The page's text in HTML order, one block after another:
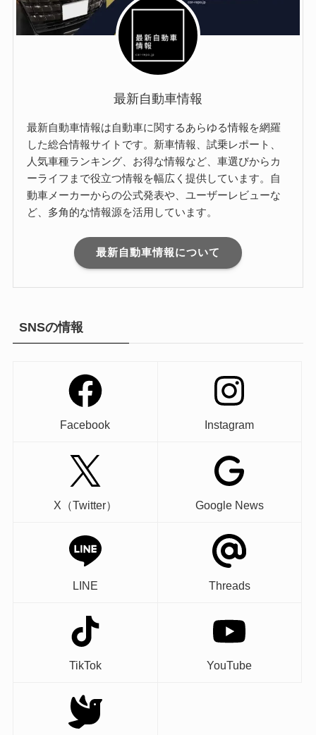
最新自動車情報
最新自動車情報は自動車に関するあらゆる情報を網羅
した総合情報サイトです。新車情報、試乗レポート、
人気車種ランキング、お得な情報など、車選びからカ
ーライフまで役立つ情報を幅広く提供しています。自
動車メーカーからの公式発表や、ユーザーレビューな
ど、多角的な情報源を活用しています。
最新自動車情報について
SNSの情報
Facebook Instagram
X（Twitter） Google News
LINE Threads
TikTok YouTube